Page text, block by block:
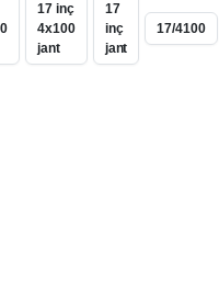
17 inç
4x100
jant
17
inç
jant
17/4100